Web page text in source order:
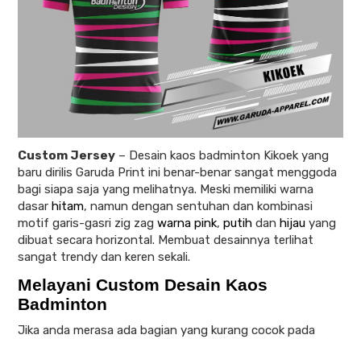
Custom Jersey – Desain kaos badminton Kikoek yang
baru dirilis Garuda Print ini benar-benar sangat menggoda
bagi siapa saja yang melihatnya. Meski memiliki warna
dasar hitam, namun dengan sentuhan dan kombinasi
motif garis-gasri zig zag warna pink, putih dan hijau yang
dibuat secara horizontal. Membuat desainnya terlihat
sangat trendy dan keren sekali.
Melayani Custom Desain Kaos
Badminton
Jika anda merasa ada bagian yang kurang cocok pada